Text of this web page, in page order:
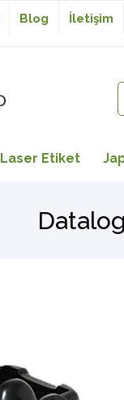
Blog
İletişim
Laser Etiket